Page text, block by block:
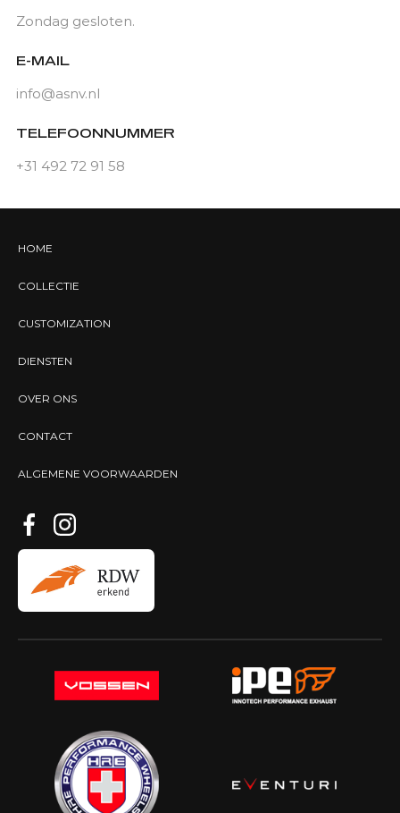
Zondag gesloten.
E-MAIL
info@asnv.nl
TELEFOONNUMMER
+31 492 72 91 58
HOME
COLLECTIE
CUSTOMIZATION
DIENSTEN
OVER ONS
CONTACT
ALGEMENE VOORWAARDEN